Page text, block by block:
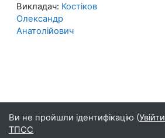
Викладач: Костіков
Олександр
Анатолійович
Ви не пройшли ідентифікацію (Увійти
ТПСС